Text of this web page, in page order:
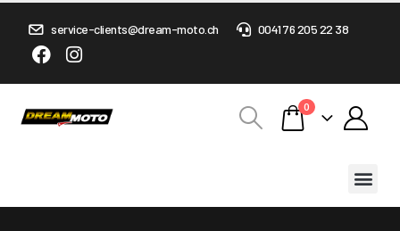
service-clients@dream-moto.ch 0041 76 205 22 38
0